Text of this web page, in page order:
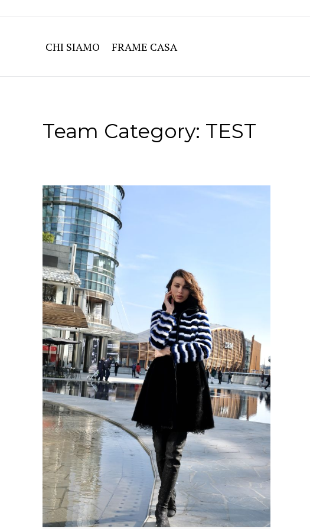
CHI SIAMO FRAME CASA
Team Category: TEST